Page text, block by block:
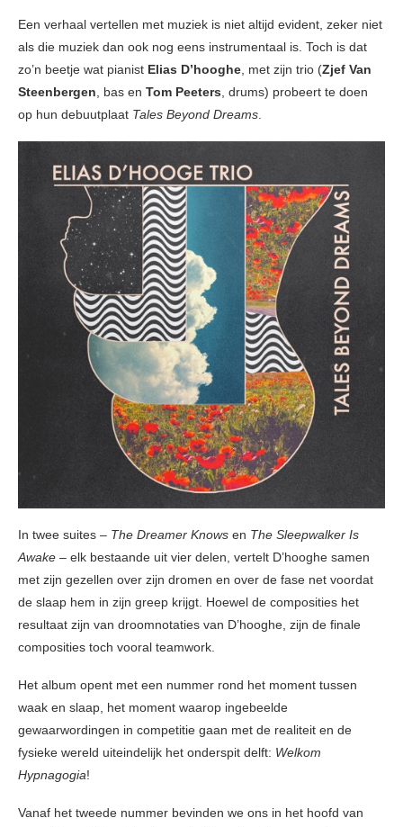
Een verhaal vertellen met muziek is niet altijd evident, zeker niet
als die muziek dan ook nog eens instrumentaal is. Toch is dat
zo’n beetje wat pianist Elias D’hooghe, met zijn trio (Zjef Van
Steenbergen, bas en Tom Peeters, drums) probeert te doen
op hun debuutplaat Tales Beyond Dreams.
In twee suites – The Dreamer Knows en The Sleepwalker Is
Awake – elk bestaande uit vier delen, vertelt D’hooghe samen
met zijn gezellen over zijn dromen en over de fase net voordat
de slaap hem in zijn greep krijgt. Hoewel de composities het
resultaat zijn van droomnotaties van D’hooghe, zijn de finale
composities toch vooral teamwork.
Het album opent met een nummer rond het moment tussen
waak en slaap, het moment waarop ingebeelde
gewaarwordingen in competitie gaan met de realiteit en de
fysieke wereld uiteindelijk het onderspit delft: Welkom
Hypnagogia!
Vanaf het tweede nummer bevinden we ons in het hoofd van